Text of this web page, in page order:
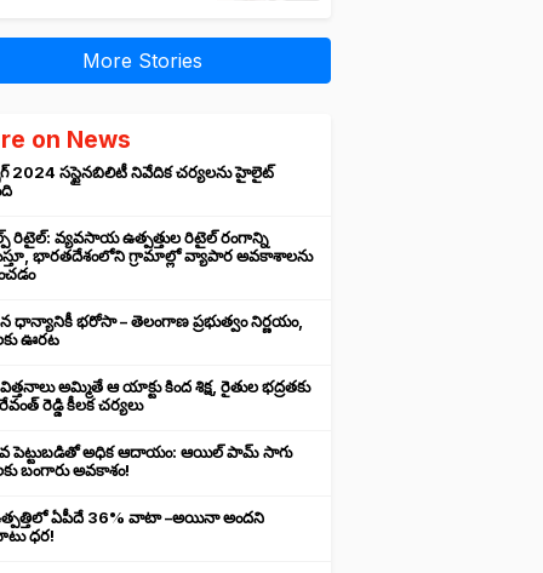
More Stories
on News
2024 సస్టైనబిలిటీ నివేదిక చర్యలను హైలైట్
రిటైల్: వ్యవసాయ ఉత్పత్తుల రిటైల్ రంగాన్ని
భారతదేశంలోని గ్రామాల్లో వ్యాపార అవకాశాలను
ధాన్యానికీ భరోసా – తెలంగాణ ప్రభుత్వం నిర్ణయం,
ఊరట
అమ్మితే ఆ యాక్టు కింద శిక్ష, రైతుల భద్రతకు
రెడ్డి కీలక చర్యలు
పెట్టుబడితో అధిక ఆదాయం: ఆయిల్ పామ్ సాగు
బంగారు అవకాశం!
ఏపీదే 36% వాటా –అయినా అందని
ధర!